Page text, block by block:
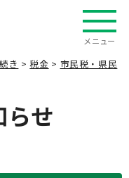
メニュー
き >税金 > 市民税・県民
らせ